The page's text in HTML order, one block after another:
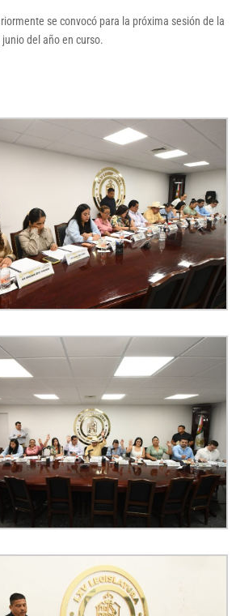
se convocó para la próxima sesión de la
del año en curso.